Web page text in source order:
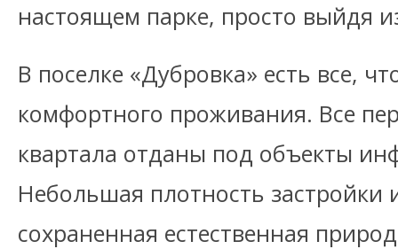
настоящем парке, просто выйдя
В поселке «Дубровка» есть все,
комфортного проживания. Все
квартала отданы под объекты
Небольшая плотность застройки
сохраненная естественная